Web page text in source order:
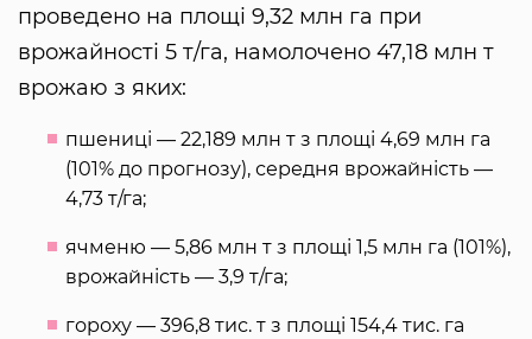
проведено на площі 9,32 млн га при
врожайності 5 т/га, намолочено 47,18 млн т
врожаю з яких:
пшениці — 22,189 млн т з площі 4,69 млн га
(101% до прогнозу), середня врожайність —
4,73 т/га;
ячменю — 5,86 млн т з площі 1,5 млн га (101%),
врожайність — 3,9 т/га;
гороху — 396,8 тис. т з площі 154,4 тис. га